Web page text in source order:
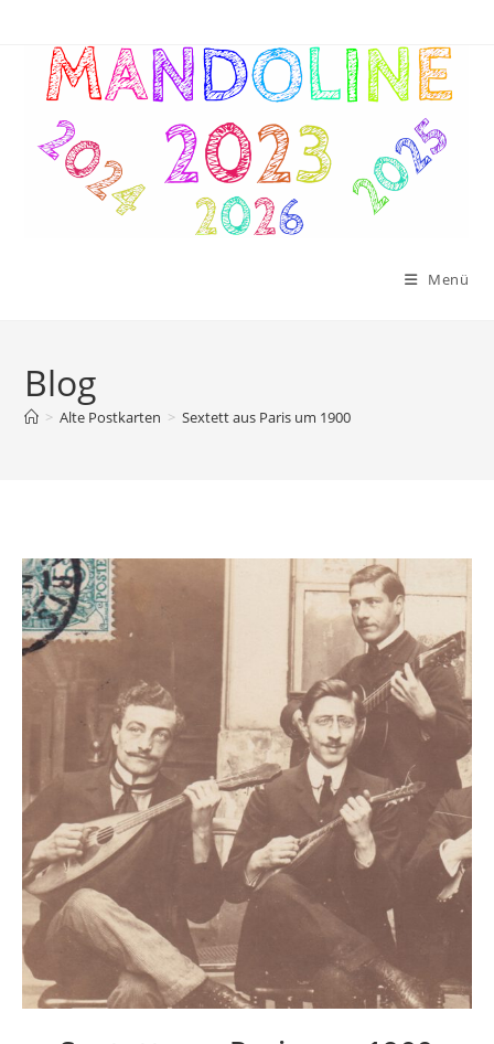
springen
Menü
Blog
> Alte Postkarten > Sextett aus Paris um 1900